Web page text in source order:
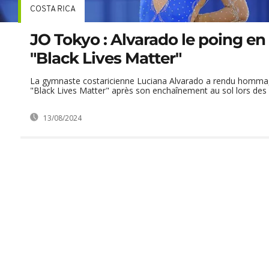
COSTA RICA
JO Tokyo : Alvarado le poing
"Black Lives Matter"
La gymnaste costaricienne Luciana Alvarado a rendu
"Black Lives Matter" après son enchaînement au sol lors des
13/08/2024